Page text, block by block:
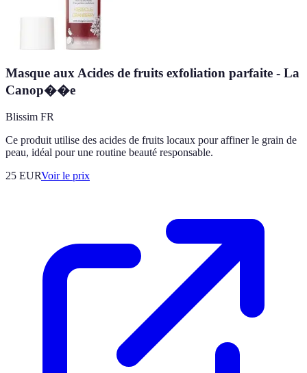
Masque aux Acides de fruits exfoliation parfaite - La
Canop��e
Blissim FR
Ce produit utilise des acides de fruits locaux pour affiner le grain de
peau, idéal pour une routine beauté responsable.
25 EURVoir le prix